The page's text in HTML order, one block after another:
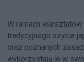
W ramach
tradycyjnego szycia
oraz poznanych
wykorzystają je w